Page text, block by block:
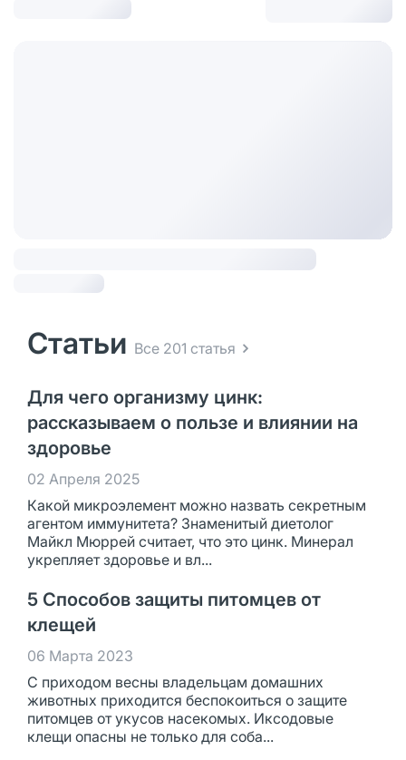
Статьи Все 201 статья
Для чего организму цинк:
рассказываем о пользе и влиянии на
здоровье
02 Апреля 2025
Какой микроэлемент можно назвать секретным
агентом иммунитета? Знаменитый диетолог
Майкл Мюррей считает, что это цинк. Минерал
укрепляет здоровье и вл...
5 Способов защиты питомцев от
клещей
06 Марта 2023
С приходом весны владельцам домашних
животных приходится беспокоиться о защите
питомцев от укусов насекомых. Иксодовые
клещи опасны не только для соба...